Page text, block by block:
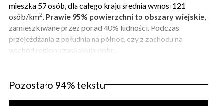
mieszka 57 osób, dla całego kraju średnia wynosi 121
osób/km2 Prawie 95% powierzchni to obszary wiejskie
zamieszkiwane przez ponad 40% ludności. Podczas
przejeżdżania z południa na północ, czy z zachodu na
wschód regionu zaskakują dobr...
Pozostało 94% tekstu